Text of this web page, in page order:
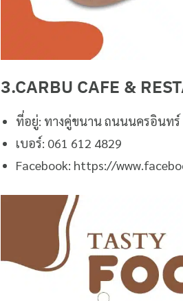
3.CARBU CAFE &
ที่อยู่: ทางคู่ขนาน ถนนนครอินทร์
เบอร์: 061 612 4829
Facebook: https://